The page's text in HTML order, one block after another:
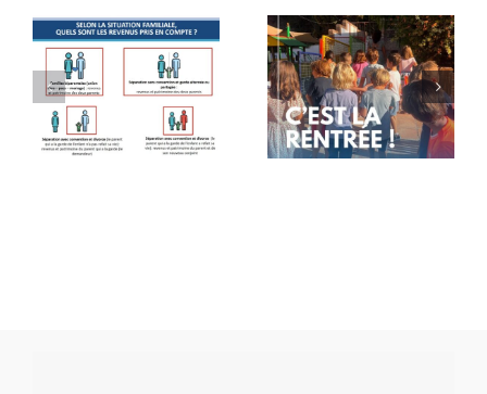
Rentrée
des
classes
Message
de rentrée